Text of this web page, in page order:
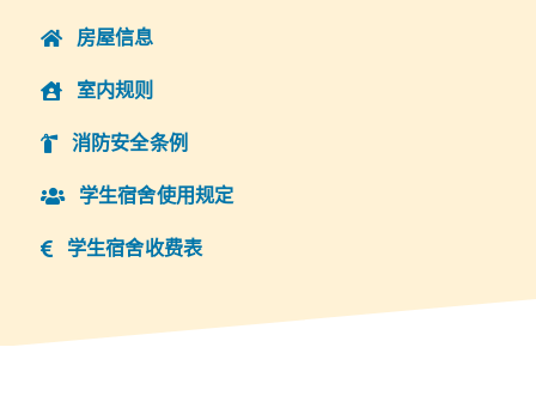
房屋信息
室内规则
消防安全条例
学生宿舍使用规定
学生宿舍收费表